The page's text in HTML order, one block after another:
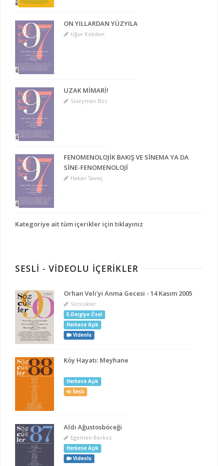
ON YILLARDAN YÜZYILA
Uğur Kökden
UZAK MİMARİ!
Süleyman Boz
FENOMENOLOJİK BAKIŞ VE SİNEMA YA DA
SİNE-FENOMENOLOJİ
Hakan Savaş
Kategoriye ait tüm içerikler için tıklayınız
SESLİ - VİDEOLU İÇERİKLER
Orhan Veli'yi Anma Gecesi - 14 Kasım 2005
Sözcükler
E-Dergiye Özel
Herkese Açık
Videolu
Köy Hayatı: Meyhane
Herkese Açık
Sesli
Aldı Ağustosböceği
Egemen Berköz
Herkese Açık
Videolu